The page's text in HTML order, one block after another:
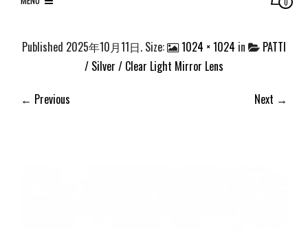
Published 2025年10月11日. Size: 1024 × 1024 in
PATTI
/ Silver / Clear Light Mirror Lens
← Previous
Next →